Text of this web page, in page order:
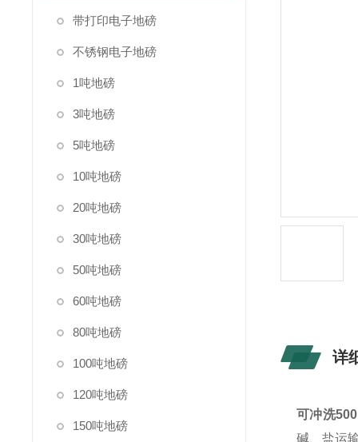
带打印电子地磅
不锈钢电子地磅
1吨地磅
3吨地磅
5吨地磅
10吨地磅
20吨地磅
30吨地磅
50吨地磅
60吨地磅
80吨地磅
100吨地磅
120吨地磅
150吨地磅
详
可冲洗
碱、盐运